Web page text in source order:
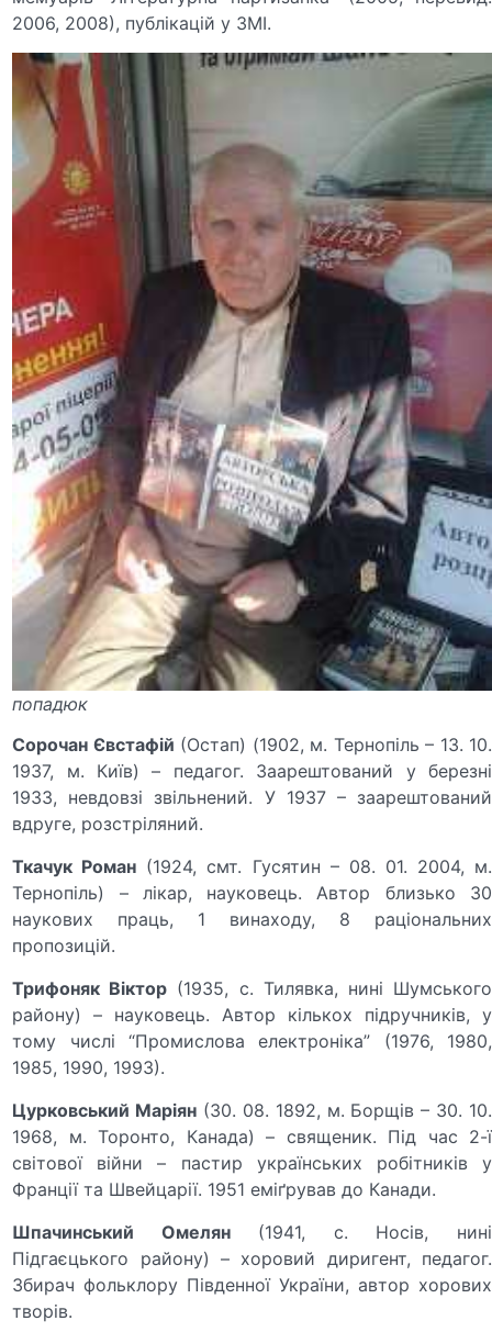
2006, 2008), публікацій у ЗМІ.
попадюк
Сорочан Євстафій (Остап) (1902, м. Тернопіль – 13. 10.
1937, м. Київ) – педагог. Заарештований у березні
1933, невдовзі звільнений. У 1937 – заарештований
вдруге, розстріляний.
Ткачук Роман (1924, смт. Гусятин – 08. 01. 2004, м.
Тернопіль) – лікар, науковець. Автор близько 30
наукових праць, 1 винаходу, 8 раціональних
пропозицій.
Трифоняк Віктор (1935, с. Тилявка, нині Шумського
району) – науковець. Автор кількох підручників, у
тому числі “Промислова електроніка” (1976, 1980,
1985, 1990, 1993).
Цурковський Маріян (30. 08. 1892, м. Борщів – 30. 10.
1968, м. Торонто, Канада) – священик. Під час 2-ї
світової війни – пастир українських робітників у
Франції та Швейцарії. 1951 еміґрував до Канади.
Шпачинський Омелян(1941, с. Носів, нині
Підгаєцького району) – хоровий диригент, педагог.
Збирач фольклору Південної України, автор хорових
творів.